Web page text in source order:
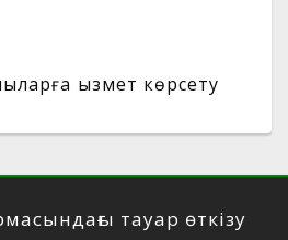
қызмет көрсету
тауар өткізу